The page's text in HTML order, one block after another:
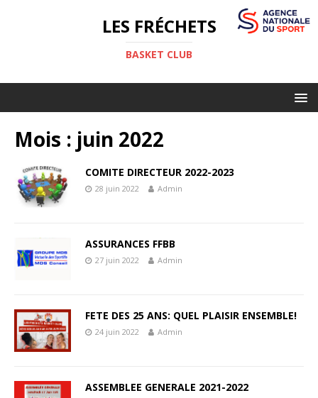
LES FRÉCHETS
BASKET CLUB
Mois : juin 2022
COMITE DIRECTEUR 2022-2023
28 juin 2022 Admin
ASSURANCES FFBB
27 juin 2022 Admin
FETE DES 25 ANS: QUEL PLAISIR ENSEMBLE!
24 juin 2022 Admin
ASSEMBLEE GENERALE 2021-2022